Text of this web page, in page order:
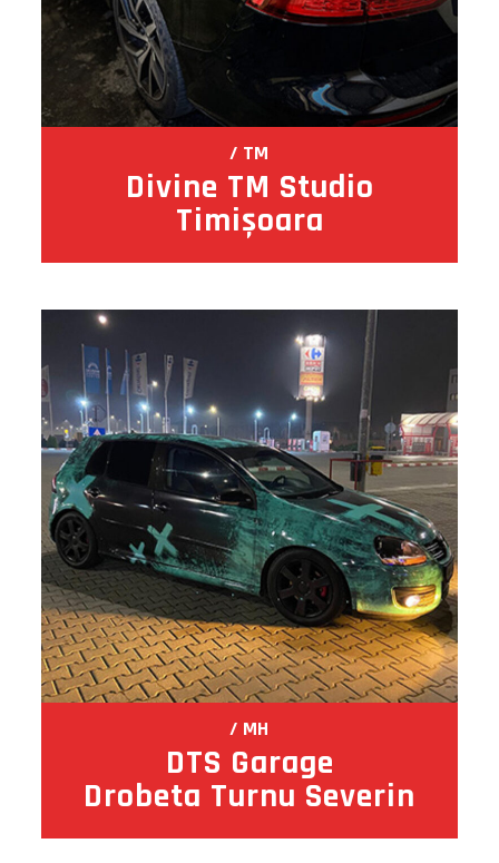
TM
Divine TM Studio
Timișoara
MH
DTS Garage
Drobeta Turnu Severin